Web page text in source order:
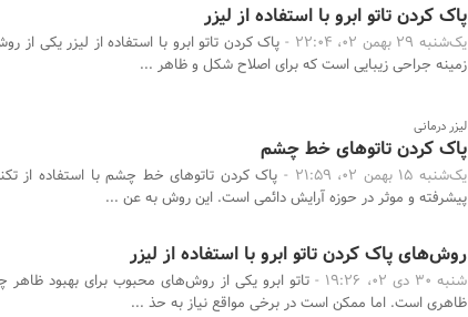
پاک کردن تاتو ابرو با استفاده از لیزر
یک‌شنبه 29 بهمن 02، 22:04 -
پاک کردن تاتو ابرو با استفاده از لیزر یکی از
زمینه جراحی زیبایی است که برای اصلاح شکل و ظاهر ...
لیزر درمانی
پاک کردن تاتوهای خط چشم
یک‌شنبه 15 بهمن 02، 21:59 -
پاک کردن تاتوهای خط چشم با استفاده از
پیشرفته و موثر در حوزه آرایش دائمی است. این روش به عن ...
روش‌های پاک کردن تاتو ابرو با استفاده از لیزر
شنبه 30 دی 02، 19:26 -
تاتو ابرو یکی از روش‌های محبوب برای بهبود ظاهر
ظاهری است. اما ممکن است در برخی مواقع نیاز به حذ ...